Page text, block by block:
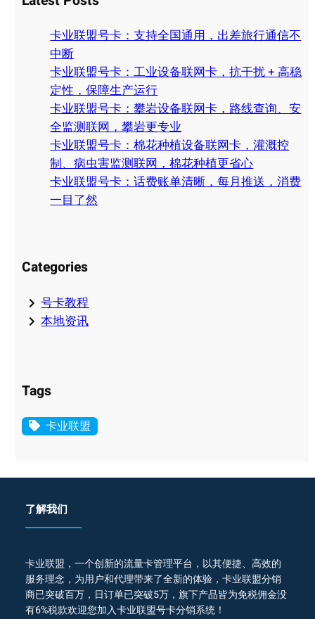
卡业联盟号卡：支持全国通用，出差旅行通信不
中断
卡业联盟号卡：工业设备联网卡，抗干扰 + 高稳
定性，保障生产运行
卡业联盟号卡：攀岩设备联网卡，路线查询、安
全监测联网，攀岩更专业
卡业联盟号卡：棉花种植设备联网卡，灌溉控
制、病虫害监测联网，棉花种植更省心
卡业联盟号卡：话费账单清晰，每月推送，消费
一目了然
Categories
号卡教程
本地资讯
Tags
卡业联盟
了解我们
卡业联盟，一个创新的流量卡管理平台，以其便捷、高效的
服务理念，为用户和代理带来了全新的体验，卡业联盟分销
商已突破百万，日订单已突破5万，旗下产品皆为免税佣金没
有6%税款欢迎您加入卡业联盟号卡分销系统！